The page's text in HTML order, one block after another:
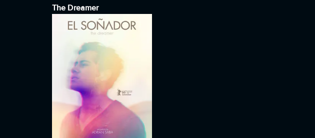
The Dreamer